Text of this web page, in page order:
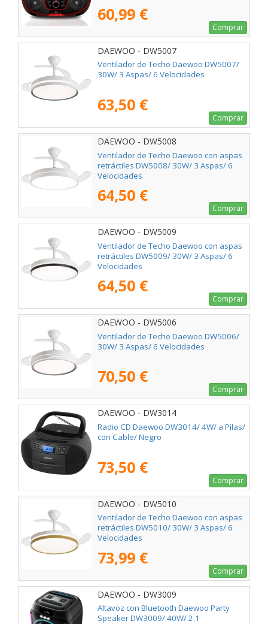
60,99 €
Comprar
DAEWOO - DW5007
Ventilador de Techo Daewoo DW5007/
30W/ 3 Aspas/ 6 Velocidades
63,50 €
Comprar
DAEWOO - DW5008
Ventilador de Techo Daewoo con aspas
retráctiles DW5008/ 30W/ 3 Aspas/ 6
Velocidades
64,50 €
Comprar
DAEWOO - DW5009
Ventilador de Techo Daewoo con aspas
retráctiles DW5009/ 30W/ 3 Aspas/ 6
Velocidades
64,50 €
Comprar
DAEWOO - DW5006
Ventilador de Techo Daewoo DW5006/
30W/ 3 Aspas/ 6 Velocidades
70,50 €
Comprar
DAEWOO - DW3014
Radio CD Daewoo DW3014/ 4W/ a Pilas/
con Cable/ Negro
73,50 €
Comprar
DAEWOO - DW5010
Ventilador de Techo Daewoo con aspas
retráctiles DW5010/ 30W/ 3 Aspas/ 6
Velocidades
73,99 €
Comprar
DAEWOO - DW3009
Altavoz con Bluetooth Daewoo Party
Speaker DW3009/ 40W/ 2.1